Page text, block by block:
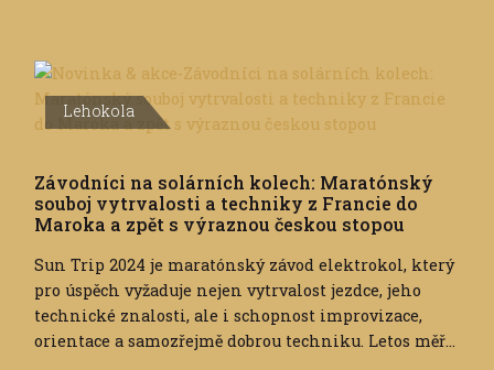
Lehokola
Závodníci na solárních kolech: Maratónský
souboj vytrvalosti a techniky z Francie do
Maroka a zpět s výraznou českou stopou
Sun Trip 2024 je maratónský závod elektrokol, který
pro úspěch vyžaduje nejen vytrvalost jezdce, jeho
technické znalosti, ale i schopnost improvizace,
orientace a samozřejmě dobrou techniku. Letos měř...